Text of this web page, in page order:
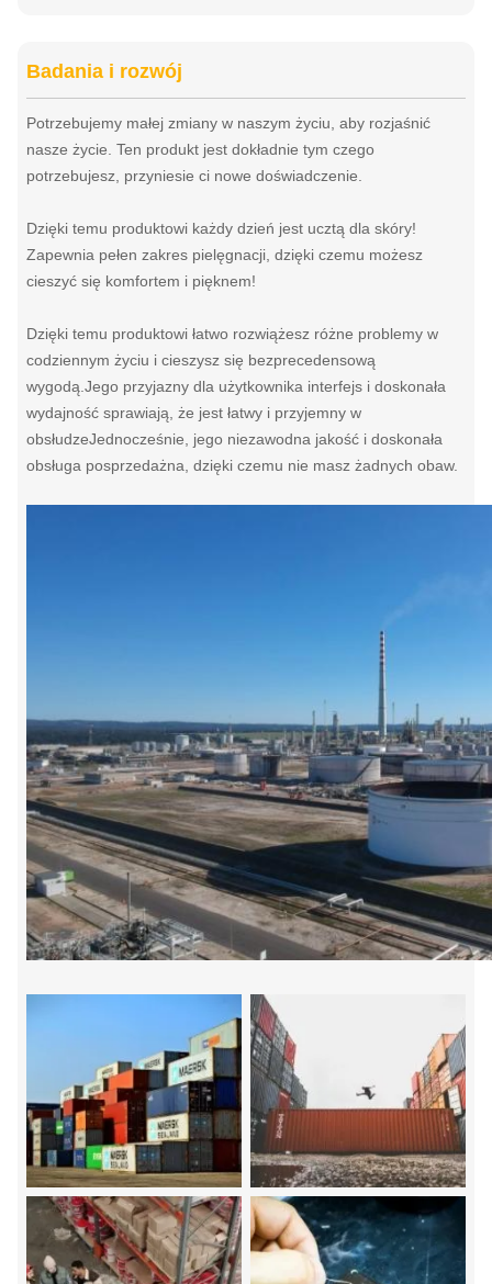
Badania i rozwój
Potrzebujemy małej zmiany w naszym życiu, aby rozjaśnić
nasze życie. Ten produkt jest dokładnie tym czego
potrzebujesz, przyniesie ci nowe doświadczenie.
Dzięki temu produktowi każdy dzień jest ucztą dla skóry!
Zapewnia pełen zakres pielęgnacji, dzięki czemu możesz
cieszyć się komfortem i pięknem!
Dzięki temu produktowi łatwo rozwiążesz różne problemy w
codziennym życiu i cieszysz się bezprecedensową
wygodą.Jego przyjazny dla użytkownika interfejs i doskonała
wydajność sprawiają, że jest łatwy i przyjemny w
obsłudzeJednocześnie, jego niezawodna jakość i doskonała
obsługa posprzedażna, dzięki czemu nie masz żadnych obaw.